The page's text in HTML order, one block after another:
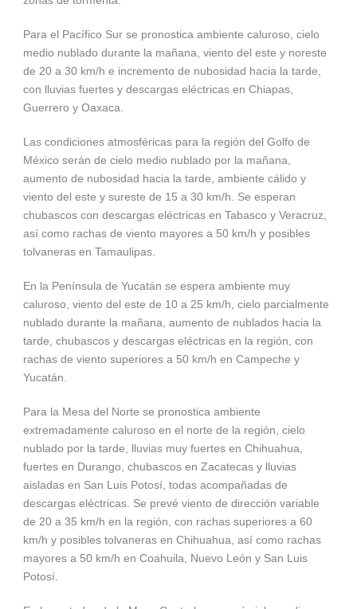
Para el Pacífico Sur se pronostica ambiente caluroso, cielo
medio nublado durante la mañana, viento del este y noreste
de 20 a 30 km/h e incremento de nubosidad hacia la tarde,
con lluvias fuertes y descargas eléctricas en Chiapas,
Guerrero y Oaxaca.
Las condiciones atmosféricas para la región del Golfo de
México serán de cielo medio nublado por la mañana,
aumento de nubosidad hacia la tarde, ambiente cálido y
viento del este y sureste de 15 a 30 km/h. Se esperan
chubascos con descargas eléctricas en Tabasco y Veracruz,
así como rachas de viento mayores a 50 km/h y posibles
tolvaneras en Tamaulipas.
En la Península de Yucatán se espera ambiente muy
caluroso, viento del este de 10 a 25 km/h, cielo parcialmente
nublado durante la mañana, aumento de nublados hacia la
tarde, chubascos y descargas eléctricas en la región, con
rachas de viento superiores a 50 km/h en Campeche y
Yucatán.
Para la Mesa del Norte se pronostica ambiente
extremadamente caluroso en el norte de la región, cielo
nublado por la tarde, lluvias muy fuertes en Chihuahua,
fuertes en Durango, chubascos en Zacatecas y lluvias
aisladas en San Luis Potosí, todas acompañadas de
descargas eléctricas. Se prevé viento de dirección variable
de 20 a 35 km/h en la región, con rachas superiores a 60
km/h y posibles tolvaneras en Chihuahua, así como rachas
mayores a 50 km/h en Coahuila, Nuevo León y San Luis
Potosí.